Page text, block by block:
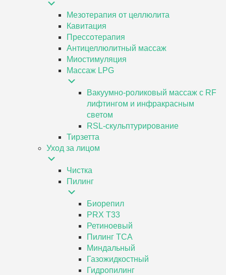
Мезотерапия от целлюлита
Кавитация
Прессотерапия
Антицеллюлитный массаж
Миостимуляция
Массаж LPG
Вакуумно-роликовый массаж с RF
лифтингом и инфракрасным
светом
RSL-скульптурирование
Тирзетта
Уход за лицом
Чистка
Пилинг
Биорепил
PRX T33
Ретиноевый
Пилинг ТСА
Миндальный
Газожидкостный
Гидропилинг